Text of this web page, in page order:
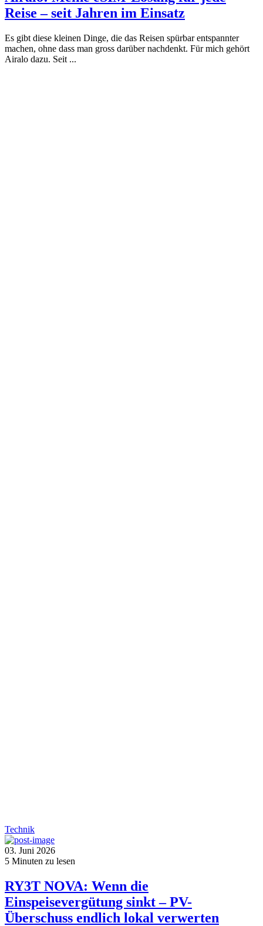
Reise – seit Jahren im Einsatz
Es gibt diese kleinen Dinge, die das Reisen spürbar entspannter
machen, ohne dass man gross darüber nachdenkt. Für mich gehört
Airalo dazu. Seit ...
Technik
03. Juni 2026
5 Minuten zu lesen
RY3T NOVA: Wenn die
Einspeisevergütung sinkt – PV-
Überschuss endlich lokal verwerten